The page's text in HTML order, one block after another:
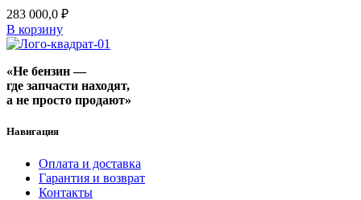
283 000,0 ₽
В корзину
«Не бензин —
где запчасти находят,
а не просто продают»
Навигация
Оплата и доставка
Гарантия и возврат
Контакты